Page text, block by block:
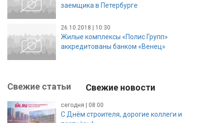
заемщика в Петербурге
26.10.2018 | 10:30
Жилые комплексы «Полис Групп»
аккредитованы банком «Венец»
Свежие статьи Свежие новости
сегодня | 08:00
С Днём строителя, дорогие коллеги и